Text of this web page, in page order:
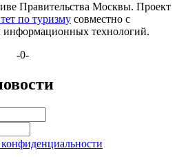
Правительства Москвы. Проект
по туризму совместно с
информационных технологий.
-0-